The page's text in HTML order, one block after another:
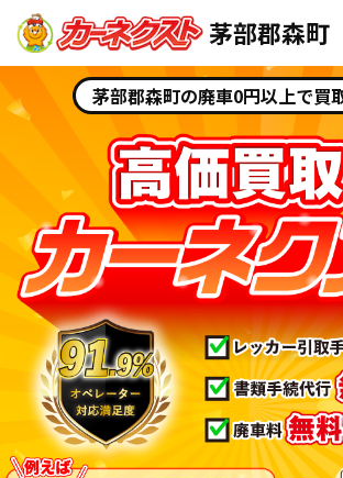
茅部郡森町
茅部郡森町の廃車0円以上で買